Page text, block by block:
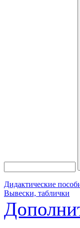
Дидактические
Вывески, таблички